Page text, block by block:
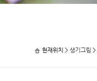
현재위치 > 생기그림 >